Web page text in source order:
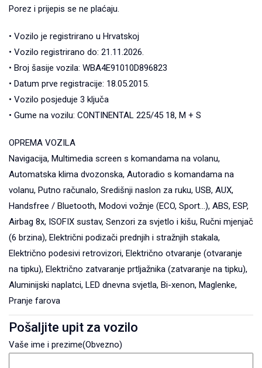
Porez i prijepis se ne plaćaju.
• Vozilo je registrirano u Hrvatskoj
• Vozilo registrirano do: 21.11.2026.
• Broj šasije vozila: WBA4E91010D896823
• Datum prve registracije: 18.05.2015.
• Vozilo posjeduje 3 ključa
• Gume na vozilu: CONTINENTAL 225/45 18, M + S
OPREMA VOZILA
Navigacija, Multimedia screen s komandama na volanu,
Automatska klima dvozonska, Autoradio s komandama na
volanu, Putno računalo, Središnji naslon za ruku, USB, AUX,
Handsfree / Bluetooth, Modovi vožnje (ECO, Sport...), ABS, ESP,
Airbag 8x, ISOFIX sustav, Senzori za svjetlo i kišu, Ručni mjenjač
(6 brzina), Električni podizači prednjih i stražnjih stakala,
Električno podesivi retrovizori, Električno otvaranje (otvaranje
na tipku), Električno zatvaranje prtljažnika (zatvaranje na tipku),
Aluminijski naplatci, LED dnevna svjetla, Bi-xenon, Maglenke,
Pranje farova
Pošaljite upit za vozilo
Vaše ime i prezime(Obvezno)